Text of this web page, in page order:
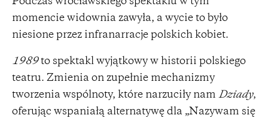
momencie widownia zawyła, a wycie to było
niesione przez infranarracje polskich kobiet.
1989to spektakl wyjątkowy w historii polskiego
teatru. Zmienia on zupełnie mechanizmy
tworzenia wspólnoty, które narzuciły nam Dziady,
oferując wspaniałą alternatywę dla „Nazywam się